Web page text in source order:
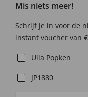
Mis niets meer!
Schrijf je in voor de
instant voucher van
Ulla Popken
JP1880